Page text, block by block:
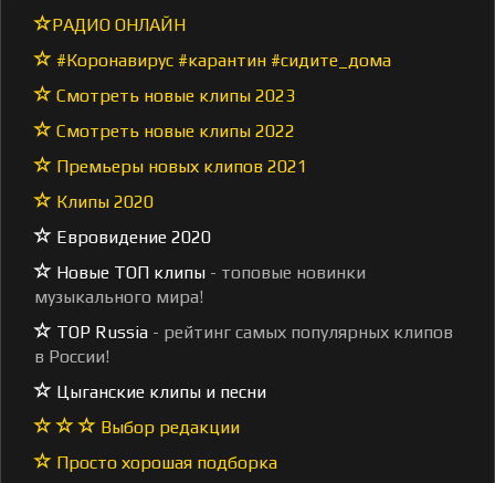
РАДИО ОНЛАЙН
#Коронавирус #карантин #сидите_дома
Смотреть новые клипы 2023
Смотреть новые клипы 2022
Премьеры новых клипов 2021
Клипы 2020
Евровидение 2020
Новые ТОП клипы - топовые новинки
музыкального мира!
TOP Russia - рейтинг самых популярных клипов
в России!
Цыганские клипы и песни
Выбор редакции
Просто хорошая подборка